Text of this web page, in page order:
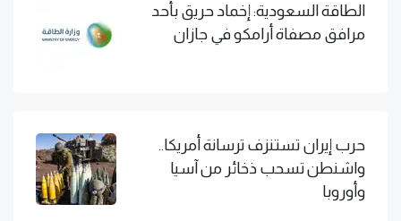
الطاقة السعودية: إخماد حريق بأحد
مرافق مصفاة أرامكو في جازان
حرب إيران تستنزف ترسانة أمريكا..
واشنطن تسحب ذخائر من آسيا
وأوروبا